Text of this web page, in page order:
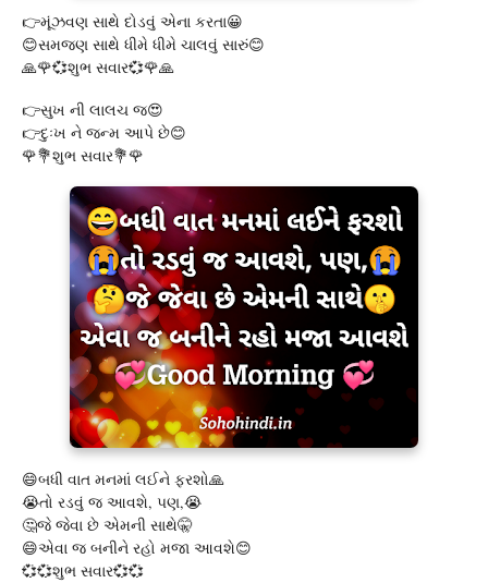
👉મૂંઝવણ સાથે દોડવું એના કરતા😀
😊સમજણ સાથે ધીમે ધીમે ચાલવું સારું😊
🙏🌹💞શુભ સવાર💞🌹🙏
👉સુખ ની લાલચ જ😍
👉દુઃખ ને જન્મ આપે છે😊
🌹💐શુભ સવાર💐🌹
😄બધી વાત મનમાં લઈને ફરશો🙏
😭તો રડવું જ આવશે, પણ,😭
🤔જે જેવા છે એમની સાથે🤫
😄એવા જ બનીને રહો મજા આવશે😊
💞💞શુભ સવાર💞💞